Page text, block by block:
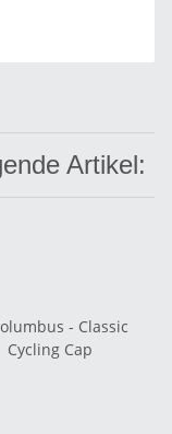
Artikel: